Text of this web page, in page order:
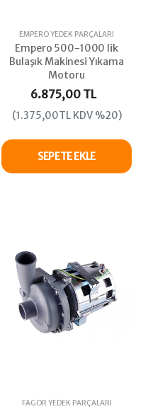
EMPERO YEDEK PARÇALARI
Empero 500-1000 lik
Bulaşık Makinesi Yıkama
Motoru
6.875,00 TL
(1.375,00TL KDV %20)
SEPETE EKLE
FAGOR YEDEK PARÇALARI